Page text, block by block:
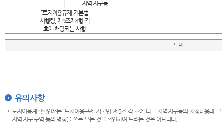
지역·지구등
「토지이용규제 기본법
시행령」 제9조제4항 각
호에 해당되는 사항
도면
유의사항
토지이용계획확인서는 「토지이용규제 기본법」 제5조 각 호에 따른 지역·지구등의 지정내용
지역·지구·구역 등의 명칭을 쓰는 모든 것을 확인하여 드리는 것은 아닙니다.